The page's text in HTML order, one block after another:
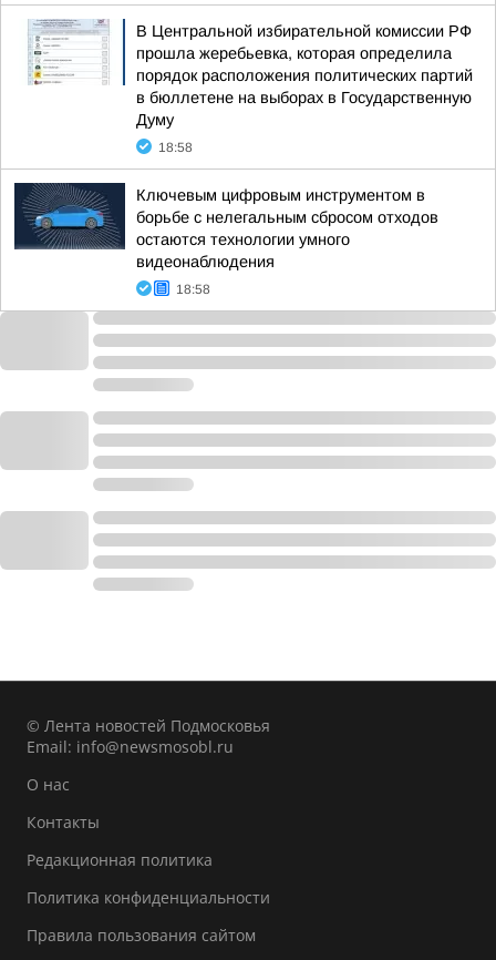
В Центральной избирательной комиссии РФ
прошла жеребьевка, которая определила
порядок расположения политических партий
в бюллетене на выборах в Государственную
Думу
18:58
Ключевым цифровым инструментом в
борьбе с нелегальным сбросом отходов
остаются технологии умного
видеонаблюдения
18:58
© Лента новостей Подмосковья
Email: info@newsmosobl.ru
О нас
Контакты
Редакционная политика
Политика конфиденциальности
Правила пользования сайтом